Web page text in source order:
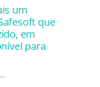
um
que
em
para